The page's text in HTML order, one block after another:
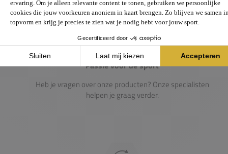
Passie voor de sport
Heb je vragen over onze producten? Onze specialisten
helpen je graag verder.